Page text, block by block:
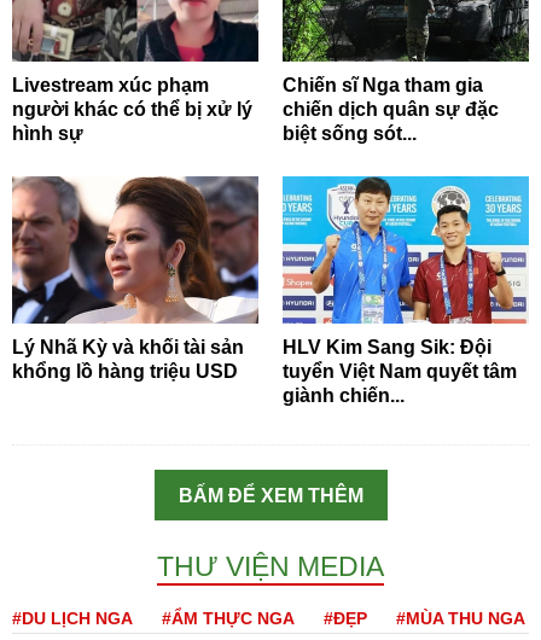
Livestream xúc phạm
người khác có thể bị xử lý
hình sự
Chiến sĩ Nga tham gia
chiến dịch quân sự đặc
biệt sống sót...
Lý Nhã Kỳ và khối tài sản
khổng lồ hàng triệu USD
HLV Kim Sang Sik: Đội
tuyển Việt Nam quyết tâm
giành chiến...
BẤM ĐỂ XEM THÊM
THƯ VIỆN MEDIA
#DU LỊCH NGA #ẨM THỰC NGA #ĐẸP #MÙA THU NGA